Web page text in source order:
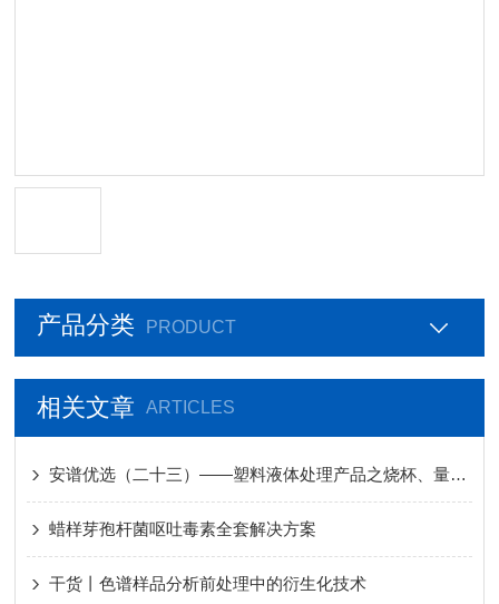
产品分类 PRODUCT
相关文章 ARTICLES
安谱优选（二十三）——塑料液体处理产品之烧杯、量筒、容量瓶
蜡样芽孢杆菌呕吐毒素全套解决方案
干货丨色谱样品分析前处理中的衍生化技术